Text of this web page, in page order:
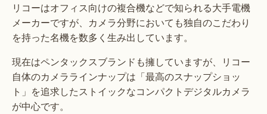
リコーはオフィス向けの複合機などで知られる大手電機
メーカーですが、カメラ分野においても独自のこだわり
を持った名機を数多く生み出しています。
現在はペンタックスブランドも擁していますが、リコー
自体のカメララインナップは「最高のスナップショッ
ト」を追求したストイックなコンパクトデジタルカメラ
が中心です。